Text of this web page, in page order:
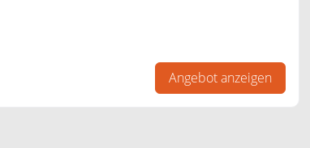
Angebot anzeigen